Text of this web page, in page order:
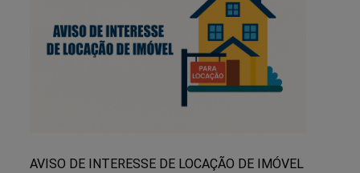
AVISO DE INTERESSE DE LOCAÇÃO DE IMÓVEL